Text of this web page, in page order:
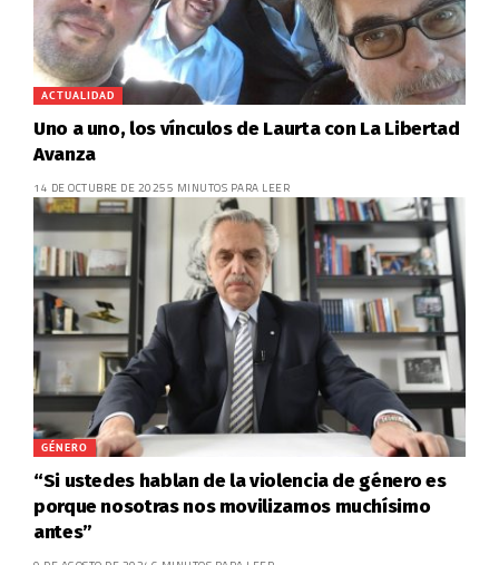
ACTUALIDAD
Uno a uno, los vínculos de Laurta con La Libertad
Avanza
14 DE OCTUBRE DE 20255 MINUTOS PARA LEER
GÉNERO
“Si ustedes hablan de la violencia de género es
porque nosotras nos movilizamos muchísimo
antes”